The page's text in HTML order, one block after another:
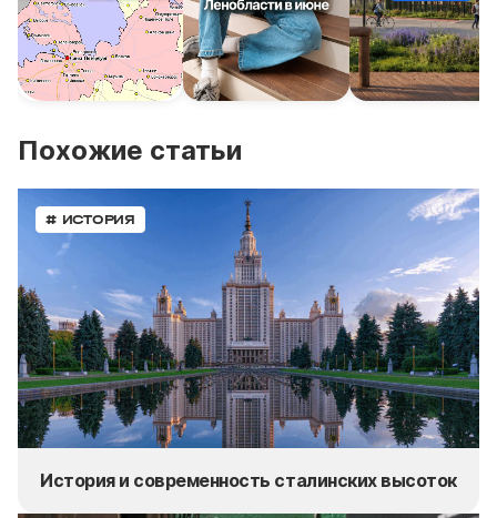
Похожие статьи
# ИСТОРИЯ
История и современность сталинских высоток